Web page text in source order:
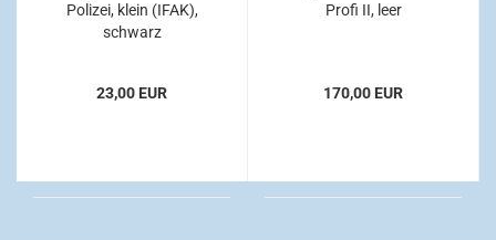
Polizei, klein (IFAK),
schwarz
23,00 EUR
Profi II, leer
170,00 EUR